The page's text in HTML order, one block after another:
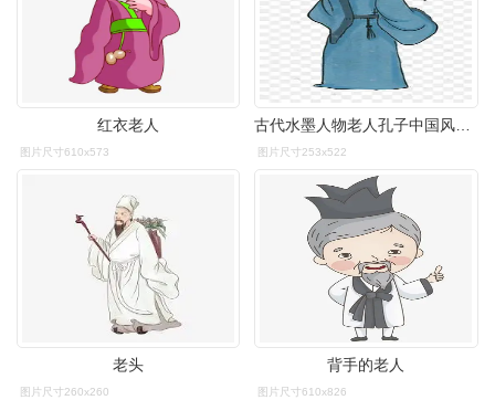
红衣老人
图片尺寸610x573 图片尺寸253x522
老头
图片尺寸260x260
背手的老人
图片尺寸610x826